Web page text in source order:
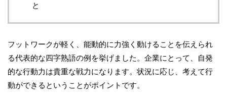
と
フットワークが軽く、能動的に力強く動けることを伝えられ
る代表的な四字熟語の例を挙げました。企業にとって、自発
的な行動力は貴重な戦力になります。状況に応じ、考えて行
動ができるということがポイントです。